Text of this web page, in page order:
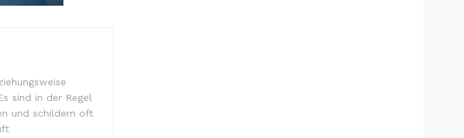
sind in der Regel
und schildern oft